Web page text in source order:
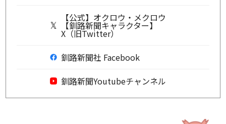
【公式】オクロウ・メクロウ
【釧路新聞キャラクター】
X（旧Twitter）
釧路新聞社 Facebook
釧路新聞Youtubeチャンネル